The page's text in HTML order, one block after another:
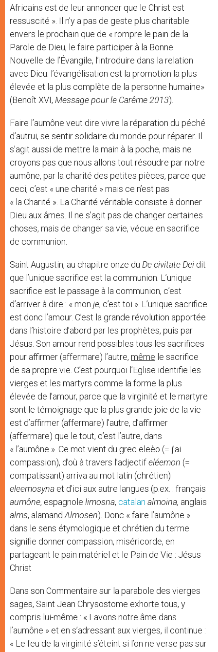
Africains est de leur annoncer que le Christ est
ressuscité ». Il n’y a pas de geste plus charitable
envers le prochain que de « rompre le pain de la
Parole de Dieu, le faire participer à la Bonne
Nouvelle de l’Évangile, l’introduire dans la relation
avec Dieu: l’évangélisation est la promotion la plus
élevée et la plus complète de la personne humaine»
(Benoît XVI, Message pour le Carême 2013).
Faire l’aumône veut dire vivre la réparation du péché
d’autrui, se sentir solidaire du monde pour réparer. Il
s’agit aussi de mettre la main à la poche, mais ne
croyons pas que nous allons tout résoudre par notre
aumône, par la charité des petites pièces, parce que
ceci, c’est « une charité » mais ce n’est pas
« la Charité ». La Charité véritable consiste à donner
Dieu aux âmes. Il ne s’agit pas de changer certaines
choses, mais de changer sa vie, vécue en sacrifice
de communion.
Saint Augustin, au chapitre onze du De civitate Dei dit
que l’unique sacrifice est la communion. L’unique
sacrifice est le passage à la communion, c’est
d’arriver à dire : « mon je, c’est toi ». L’unique sacrifice
est donc l’amour. C’est la grande révolution apportée
dans l’histoire d’abord par les prophètes, puis par
Jésus. Son amour rend possibles tous les sacrifices
pour affirmer (affermare) l’autre, même le sacrifice
de sa propre vie. C’est pourquoi l’Eglise identifie les
vierges et les martyrs comme la forme la plus
élevée de l’amour, parce que la virginité et le martyre
sont le témoignage que la plus grande joie de la vie
est d’affirmer (affermare) l’autre, d’affirmer
(affermare) que le tout, c’est l’autre, dans
« l’aumône ». Ce mot vient du grec eleèo (= j’ai
compassion), d’où à travers l’adjectifeléemon (=
compatissant) arriva au mot latin (chrétien)
eleemosyna et d’ici aux autre langues (p.ex. : français
aumône, espagnole limosna, catalan almoina, anglais
alms, alamand Almosen). Donc « faire l’aumône »
dans le sens étymologique et chrétien du terme
signifie donner compassion, miséricorde, en
partageant le pain matériel et le Pain de Vie : Jésus
Christ
Dans son Commentaire sur la parabole des vierges
sages, Saint Jean Chrysostome exhorte tous, y
compris lui-même : « Lavons notre âme dans
l’aumône » et en s’adressant aux vierges, il continue :
« Le feu de la virginité s’éteint si l’on ne verse pas sur